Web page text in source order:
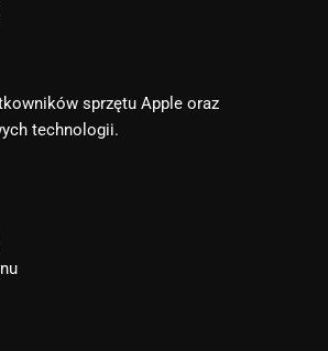
sprzętu Apple oraz
technologii.